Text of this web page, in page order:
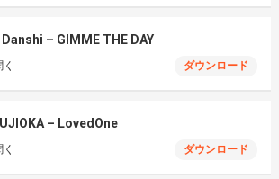
Danshi – GIMME THE DAY
ダウンロード
– LovedOne
ダウンロード